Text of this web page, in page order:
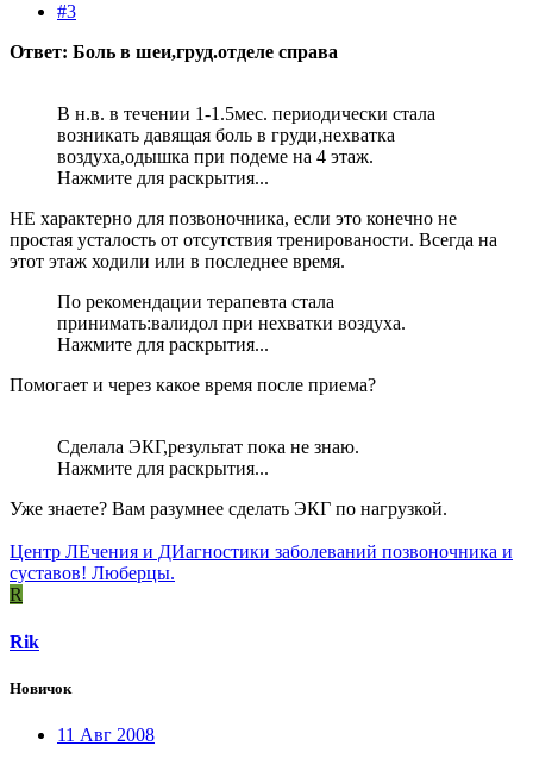
#3
Ответ: Боль в шеи,груд.отделе справа
В н.в. в течении 1-1.5мес. периодически стала
возникать давящая боль в груди,нехватка
воздуха,одышка при подеме на 4 этаж.
Нажмите для раскрытия...
НЕ характерно для позвоночника, если это конечно не
простая усталость от отсутствия тренированости. Всегда на
этот этаж ходили или в последнее время.
По рекомендации терапевта стала
принимать:валидол при нехватки воздуха.
Нажмите для раскрытия...
Помогает и через какое время после приема?
Сделала ЭКГ,результат пока не знаю.
Нажмите для раскрытия...
Уже знаете? Вам разумнее сделать ЭКГ по нагрузкой.
Центр ЛЕчения и ДИагностики заболеваний позвоночника и
суставов! Люберцы.
R
Rik
Новичок
11 Авг 2008